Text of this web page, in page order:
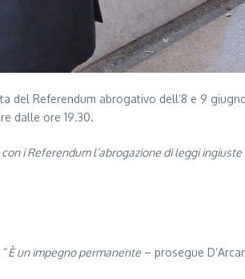
del Referendum abrogativo dell’8 e 9
dalle ore 19.30.
i Referendum l’abrogazione di leggi
È un impegno permanente – prosegue